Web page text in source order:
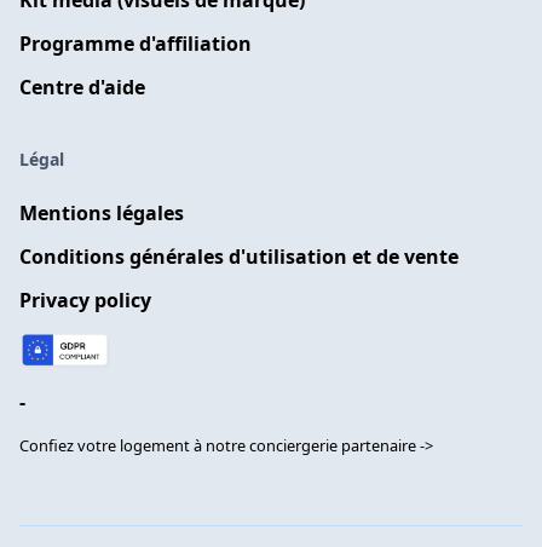
Programme d'affiliation
Centre d'aide
Légal
Mentions légales
Conditions générales d'utilisation et de vente
Privacy policy
-
Confiez votre logement à notre conciergerie partenaire ->